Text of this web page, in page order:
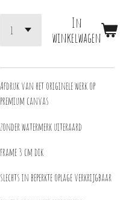
In
winkelwagen
Afdruk van het originele werk op
premium canvas
zonder watermerk uiteraard
frame 3 cm dik
slechts in beperkte oplage verkrijgbaar